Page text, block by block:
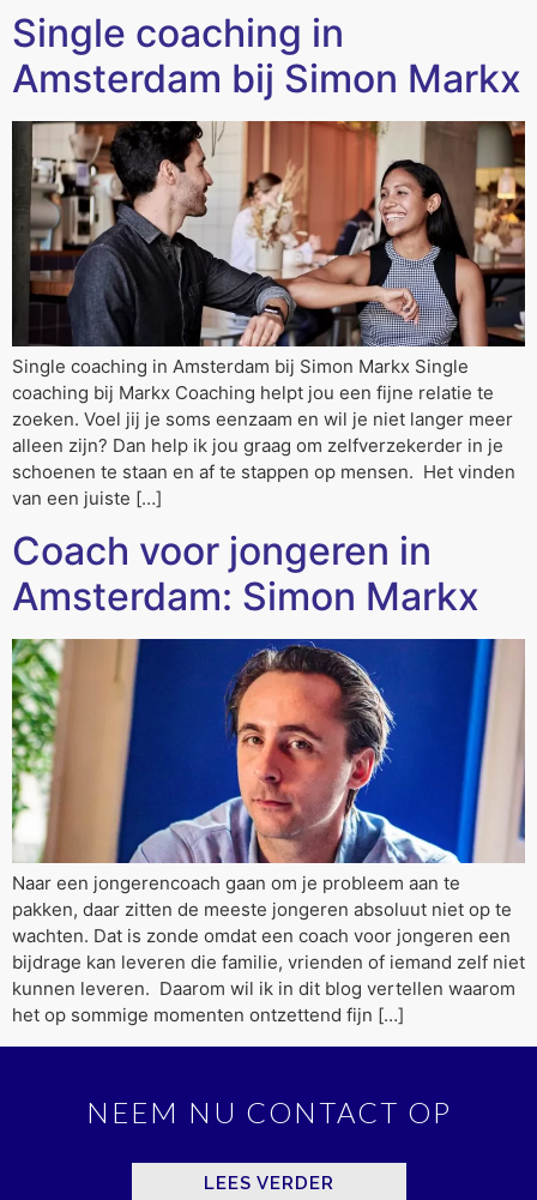
Single coaching in
Amsterdam bij Simon Markx
Single coaching in Amsterdam bij Simon Markx Single
coaching bij Markx Coaching helpt jou een fijne relatie te
zoeken. Voel jij je soms eenzaam en wil je niet langer meer
alleen zijn? Dan help ik jou graag om zelfverzekerder in je
schoenen te staan en af te stappen op mensen. Het vinden
van een juiste […]
Coach voor jongeren in
Amsterdam: Simon Markx
Naar een jongerencoach gaan om je probleem aan te
pakken, daar zitten de meeste jongeren absoluut niet op te
wachten. Dat is zonde omdat een coach voor jongeren een
bijdrage kan leveren die familie, vrienden of iemand zelf niet
kunnen leveren. Daarom wil ik in dit blog vertellen waarom
het op sommige momenten ontzettend fijn […]
NEEM NU CONTACT OP
LEES VERDER